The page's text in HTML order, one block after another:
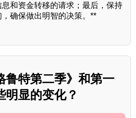
和资金转移的请求；最后，保持
确保做出明智的决策。**
鲁特第二季》和第一
明显的变化？